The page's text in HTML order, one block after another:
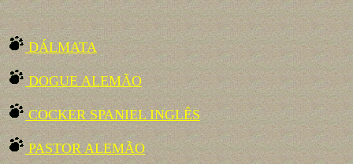
DÁLMATA
DOGUE ALEMÃO
COCKER SPANIEL INGLÊS
PASTOR ALEMÃO